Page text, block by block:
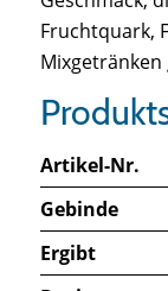
Fruchtquark,
Mixgetränken
Artikel-Nr.
Gebinde
Ergibt